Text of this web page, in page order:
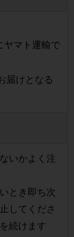
ヤマト運輸で
届けとなる
いかよく注
とき即ち次
してくださ
続けます